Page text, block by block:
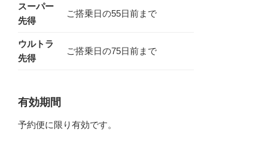
スーパー
先得
ご搭乗日の55日前まで
ウルトラ
先得
ご搭乗日の75日前まで
有効期間
予約便に限り有効です。